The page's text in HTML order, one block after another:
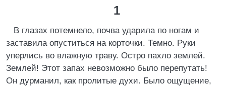
1
В глазах потемнело, почва ударила по ногам и
заставила опуститься на корточки. Темно. Руки
уперлись во влажную траву. Остро пахло землей.
Землей! Этот запах невозможно было перепутать!
Он дурманил, как пролитые духи. Было ощущение,